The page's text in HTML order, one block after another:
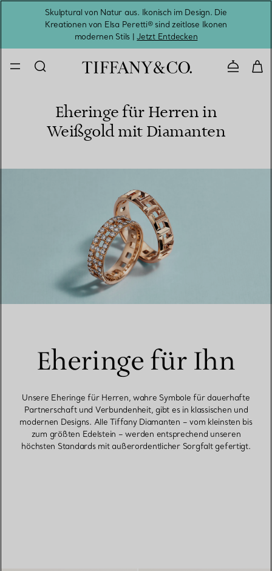
Skulptural von Natur aus. Ikonisch im Design. Die
Kreationen von Elsa Peretti® sind zeitlose Ikonen
modernen Stils |Jetzt Entdecken
Eheringe für Herren in
Weißgold mit Diamanten
Eheringe für Ihn
Unsere Eheringe für Herren, wahre Symbole für dauerhafte
Partnerschaft und Verbundenheit, gibt es in klassischen und
modernen Designs. Alle Tiffany Diamanten – vom kleinsten bis
zum größten Edelstein – werden entsprechend unseren
höchsten Standards mit außerordentlicher Sorgfalt gefertigt.